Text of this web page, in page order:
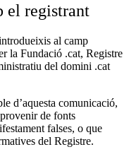
el registrant
al camp
la Fundació .cat, Registre
del domini .cat
d’aquesta comunicació,
de fonts
falses, o que
del Registre.